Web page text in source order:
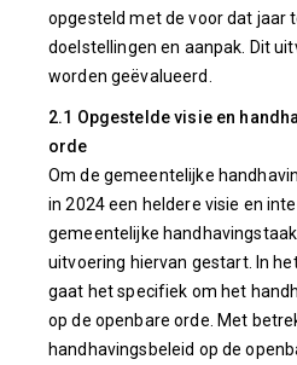
opgesteld met de voor dat jaar
doelstellingen en aanpak. Dit
worden geëvalueerd.
2.1 Opgestelde visie en
orde
Om de gemeentelijke
in 2024 een heldere visie en
gemeentelijke
uitvoering hiervan gestart. In
gaat het specifiek om het
op de openbare orde. Met
handhavingsbeleid op de